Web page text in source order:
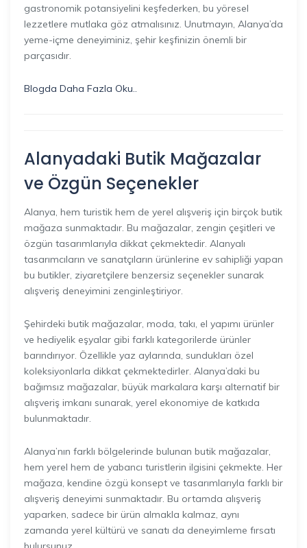
gastronomik potansiyelini keşfederken, bu yöresel
lezzetlere mutlaka göz atmalısınız. Unutmayın, Alanya’da
yeme-içme deneyiminiz, şehir keşfinizin önemli bir
parçasıdır.
Blogda Daha Fazla Oku..
Alanyadaki Butik Mağazalar
ve Özgün Seçenekler
Alanya, hem turistik hem de yerel alışveriş için birçok butik
mağaza sunmaktadır. Bu mağazalar, zengin çeşitleri ve
özgün tasarımlarıyla dikkat çekmektedir. Alanyalı
tasarımcıların ve sanatçıların ürünlerine ev sahipliği yapan
bu butikler, ziyaretçilere benzersiz seçenekler sunarak
alışveriş deneyimini zenginleştiriyor.
Şehirdeki butik mağazalar, moda, takı, el yapımı ürünler
ve hediyelik eşyalar gibi farklı kategorilerde ürünler
barındırıyor. Özellikle yaz aylarında, sundukları özel
koleksiyonlarla dikkat çekmektedirler. Alanya’daki bu
bağımsız mağazalar, büyük markalara karşı alternatif bir
alışveriş imkanı sunarak, yerel ekonomiye de katkıda
bulunmaktadır.
Alanya’nın farklı bölgelerinde bulunan butik mağazalar,
hem yerel hem de yabancı turistlerin ilgisini çekmekte. Her
mağaza, kendine özgü konsept ve tasarımlarıyla farklı bir
alışveriş deneyimi sunmaktadır. Bu ortamda alışveriş
yaparken, sadece bir ürün almakla kalmaz, aynı
zamanda yerel kültürü ve sanatı da deneyimleme fırsatı